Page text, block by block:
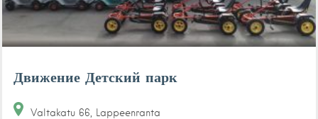
Движение Детский парк
Valtakatu 66 Lappeenranta